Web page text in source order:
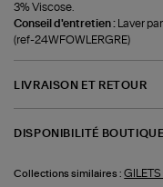
3% Viscose.
Conseil d'entretien :
Laver
(ref-24WFOWLERGRE)
LIVRAISON ET RETOUR
DISPONIBILITÉ BOUTIQUE
Collections similaires :